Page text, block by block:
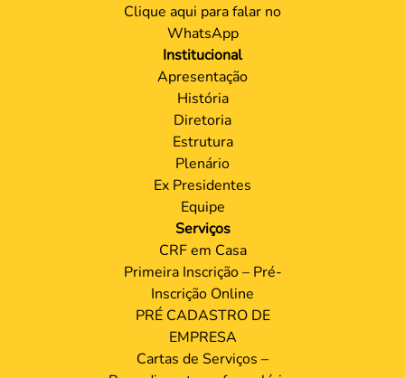
Clique aqui para falar no
WhatsApp
Institucional
Apresentação
História
Diretoria
Estrutura
Plenário
Ex Presidentes
Equipe
Serviços
CRF em Casa
Primeira Inscrição – Pré-
Inscrição Online
PRÉ CADASTRO DE
EMPRESA
Cartas de Serviços –